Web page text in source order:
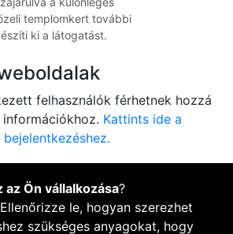
templomkert további
ki a látogatást.
felhasználók férhetnek hozzá
Kattints ide a
bejelentkezéshez.
az Ön vállalkozása?
Ellenőrizze le, hogyan szerezhet
szükséges anyagokat, hogy